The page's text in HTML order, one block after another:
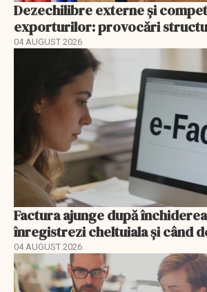
Dezechilibre externe și
exporturilor: provocări
04 AUGUST 2026
Factura ajunge după
înregistrezi cheltuiala și când
04 AUGUST 2026